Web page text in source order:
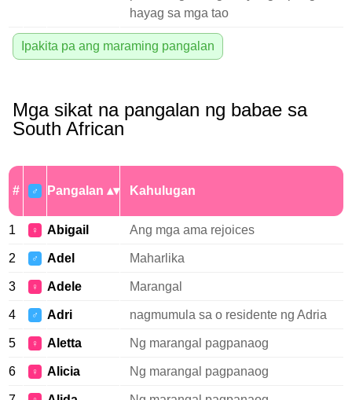
hayag sa mga tao
Ipakita pa ang maraming pangalan
Mga sikat na pangalan ng babae sa
South African
# ♂ Pangalan Kahulugan
1 ♀ Abigail Ang mga ama rejoices
2 ♂ Adel Maharlika
3 ♀ Adele Marangal
4 ♂ Adri nagmumula sa o residente ng Adria
5 ♀ Aletta Ng marangal pagpanaog
6 ♀ Alicia Ng marangal pagpanaog